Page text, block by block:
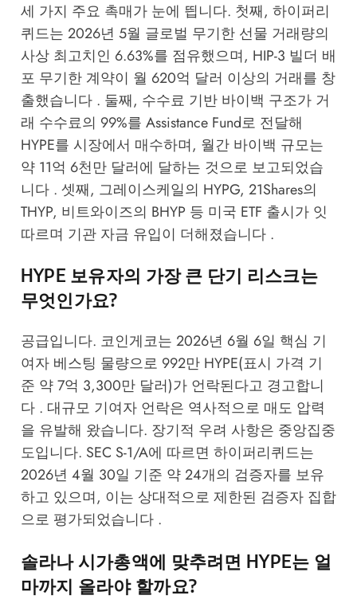
세 가지 주요 촉매가 눈에 띕니다. 첫째, 하이퍼리
퀴드는 2026년 5월 글로벌 무기한 선물 거래량의
사상 최고치인 6.63%를 점유했으며, HIP-3 빌더 배
포 무기한 계약이 월 620억 달러 이상의 거래를 창
출했습니다 . 둘째, 수수료 기반 바이백 구조가 거
래 수수료의 99%를 Assistance Fund로 전달해
HYPE를 시장에서 매수하며, 월간 바이백 규모는
약 11억 6천만 달러에 달하는 것으로 보고되었습
니다 . 셋째, 그레이스케일의 HYPG, 21Shares의
THYP, 비트와이즈의 BHYP 등 미국 ETF 출시가 잇
따르며 기관 자금 유입이 더해졌습니다 .
HYPE 보유자의 가장 큰 단기 리스크는
무엇인가요?
공급입니다. 코인게코는 2026년 6월 6일 핵심 기
여자 베스팅 물량으로 992만 HYPE(표시 가격 기
준 약 7억 3,300만 달러)가 언락된다고 경고합니
다 . 대규모 기여자 언락은 역사적으로 매도 압력
을 유발해 왔습니다. 장기적 우려 사항은 중앙집중
도입니다. SEC S-1/A에 따르면 하이퍼리퀴드는
2026년 4월 30일 기준 약 24개의 검증자를 보유
하고 있으며, 이는 상대적으로 제한된 검증자 집합
으로 평가되었습니다 .
솔라나 시가총액에 맞추려면 HYPE는 얼
마까지 올라야 할까요?